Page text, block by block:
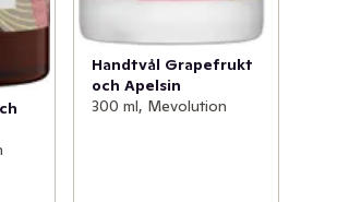
Handtvål Grapefrukt
och Apelsin
300 ml, Mevolution